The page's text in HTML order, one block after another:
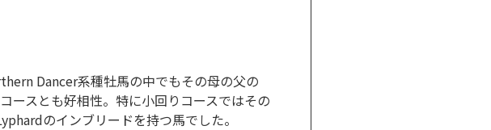
Dancer系種牡馬の中でもその母の父の
ースとも好相性。特に小回りコースではその
のインブリードを持つ馬でした。